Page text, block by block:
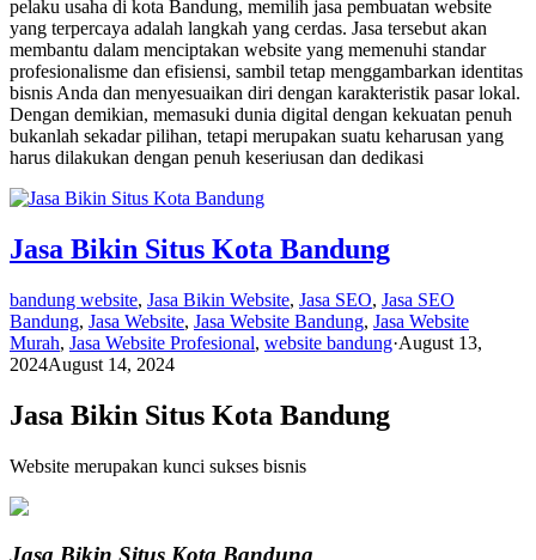
pelaku usaha di kota Bandung, memilih jasa pembuatan website
yang terpercaya adalah langkah yang cerdas. Jasa tersebut akan
membantu dalam menciptakan website yang memenuhi standar
profesionalisme dan efisiensi, sambil tetap menggambarkan identitas
bisnis Anda dan menyesuaikan diri dengan karakteristik pasar lokal.
Dengan demikian, memasuki dunia digital dengan kekuatan penuh
bukanlah sekadar pilihan, tetapi merupakan suatu keharusan yang
harus dilakukan dengan penuh keseriusan dan dedikasi
Jasa Bikin Situs Kota Bandung
bandung website, Jasa Bikin Website, Jasa SEO, Jasa SEO
Bandung, Jasa Website, Jasa Website Bandung, Jasa Website
Murah, Jasa Website Profesional, website bandung·August 13,
2024August 14, 2024
Jasa Bikin Situs Kota Bandung
Website merupakan kunci sukses bisnis